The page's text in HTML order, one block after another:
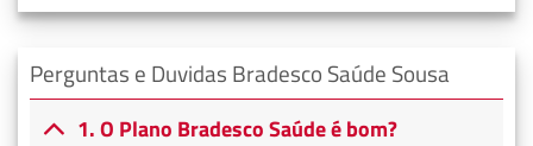
Perguntas e Duvidas Bradesco Saúde Sousa
1. O Plano Bradesco Saúde é bom?